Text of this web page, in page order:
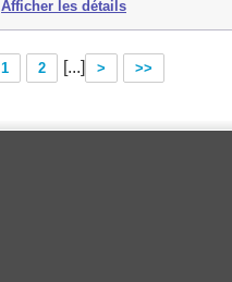
Afficher les détails
1 2 [...] > >>